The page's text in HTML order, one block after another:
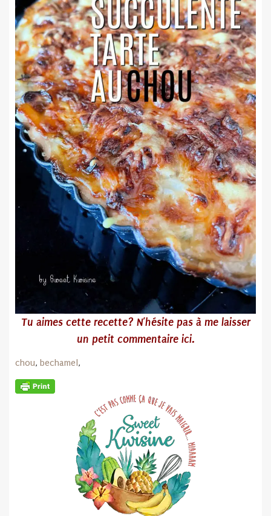
Tu aimes cette recette? N’hésite pas à me laisser
un petit commentaire ici.
chou, bechamel,